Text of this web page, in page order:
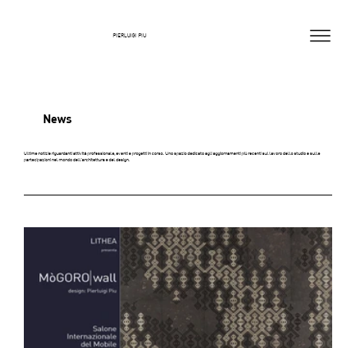
PIERLUIGI PIU
News
Ultime notizie riguardanti attività professionale, eventi e progetti in corso. Uno spazio dedicato agli aggiornamenti più recenti sul lavoro dello studio e sulle
partecipazioni nel mondo dell'architettura e del design.